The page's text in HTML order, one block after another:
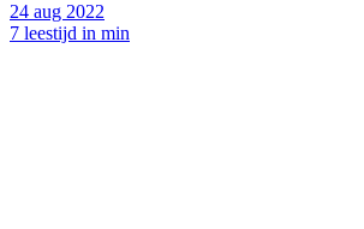
24 aug 2022
7 leestijd in min